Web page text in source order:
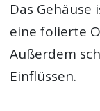
Das
eine folierte
Außerdem
Einflüssen.